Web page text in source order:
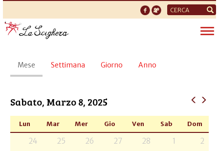
Form
di
ricerca
Schede
primarie
Mese (scheda
attiva)
Settimana Giorno Anno
Sabato, Marzo 8, 2025
Lun Mar Mer Gio Ven Sab Dom
24 25 26 27 28 1 2